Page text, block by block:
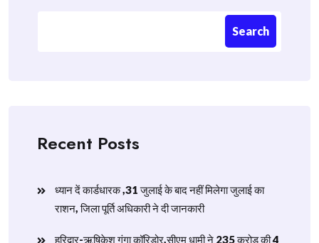
Search
Recent Posts
ध्यान दें कार्डधारक ,31 जुलाई के बाद नहीं मिलेगा जुलाई का
राशन, जिला पूर्ति अधिकारी ने दी जानकारी
हरिद्वार-ऋषिकेश गंगा कॉरिडोर,सीएम धामी ने 235 करोड़ की 4